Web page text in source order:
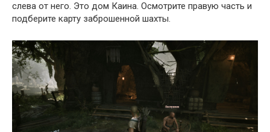
слева от него. Это дом Каина. Осмотрите правую часть и
подберите карту заброшенной шахты.